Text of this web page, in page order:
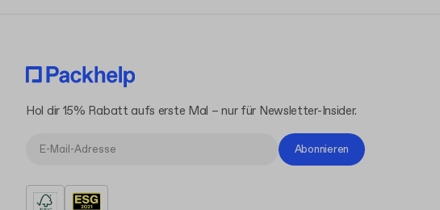
Hol dir 15% Rabatt aufs erste Mal – nur für Newsletter-Insider.
Abonnieren